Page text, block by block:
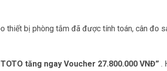
thiết bị phòng tắm đã được tính toán, cân đo
tăng ngay Voucher 27.800.000 VNĐ” .